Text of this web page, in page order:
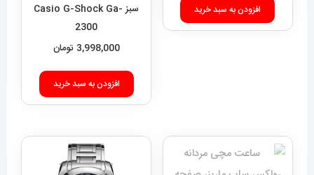
افزودن به سبد خرید
سبز Casio G-Shock Ga-
2300
3,998,000 تومان
افزودن به سبد خرید